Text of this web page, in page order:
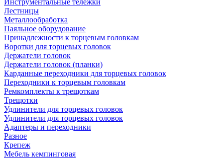
Инструментальные тележки
Лестницы
Металлообработка
Паяльное оборудование
Принадлежности к торцевым головкам
Воротки для торцевых головок
Держатели головок
Держатели головок (планки)
Карданные переходники для торцевых головок
Переходники к торцевым головкам
Ремкомплекты к трещоткам
Трещотки
Удлинители для торцевых головок
Удлинители для торцевых головок
Адаптеры и переходники
Разное
Крепеж
Мебель кемпинговая